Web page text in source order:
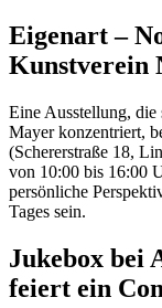
Eigenart –
Kunstverein
Eine Ausstellung,
Mayer konzentriert,
(Schererstraße 18,
von 10:00 bis 16:00
persönliche
Tages sein.
Jukebox bei
feiert ein